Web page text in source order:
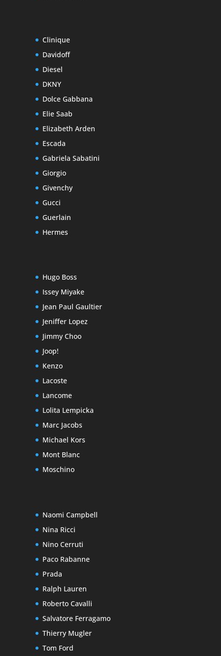
Clinique
Davidoff
Diesel
DKNY
Dolce Gabbana
Elie Saab
Elizabeth Arden
Escada
Gabriela Sabatini
Giorgio
Givenchy
Gucci
Guerlain
Hermes
Hugo Boss
Issey Miyake
Jean Paul Gaultier
Jeniffer Lopez
Jimmy Choo
Joop!
Kenzo
Lacoste
Lancome
Lolita Lempicka
Marc Jacobs
Michael Kors
Mont Blanc
Moschino
Naomi Campbell
Nina Ricci
Nino Cerruti
Paco Rabanne
Prada
Ralph Lauren
Roberto Cavalli
Salvatore Ferragamo
Thierry Mugler
Tom Ford